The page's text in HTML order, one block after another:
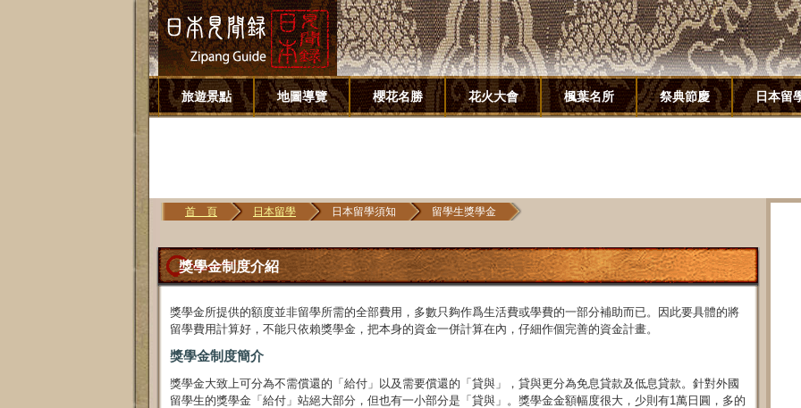
旅遊景點 地圖導覽 櫻花名勝 花火大會 楓葉名所 祭典節慶 日本留
首 頁 日本留學 日本留學須知 留學生獎學金
獎學金制度介紹
獎學金所提供的額度並非留學所需的全部費用，多數只夠作爲生活費或學費的一部分補助而已。因此要具體的將
留學費用計算好，不能只依賴獎學金，把本身的資金一併計算在內，仔細作個完善的資金計畫。
獎學金制度簡介
獎學金大致上可分為不需償還的「給付」以及需要償還的「貸與」，貸與更分為免息貸款及低息貸款。針對外國
留學生的獎學金「給付」站絕大部分，但也有一小部分是「貸與」。獎學金金額幅度很大，少則有1萬日圓，多的